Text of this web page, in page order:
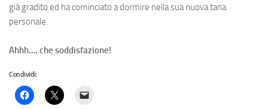
già gradito ed ha cominciato a dormire nella sua nuova tana
personale.
Ahhh…. che soddisfazione!
Condividi: